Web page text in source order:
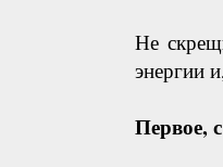
Не
энергии
Первое,